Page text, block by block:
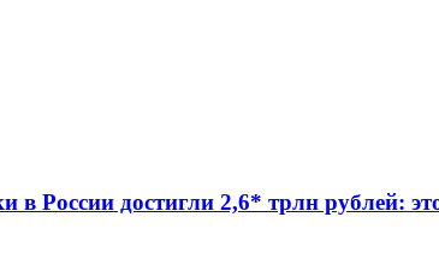
в России достигли 2,6* трлн рублей: